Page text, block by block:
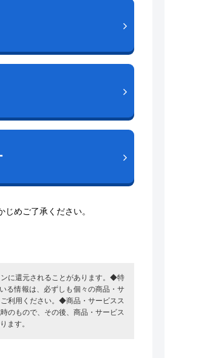
めご了承ください。
に還元されることがあります。◆特
る情報は、必ずしも個々の商品・サ
利用ください。◆商品・サービスス
のもので、その後、商品・サービス
ます。